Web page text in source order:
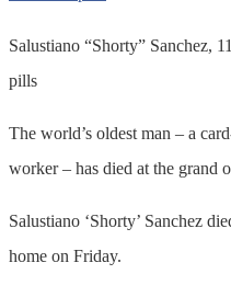
Salustiano “Shorty” Sanchez,
pills
The world’s oldest man – a
worker – has died at the grand
Salustiano ‘Shorty’ Sanchez
home on Friday.